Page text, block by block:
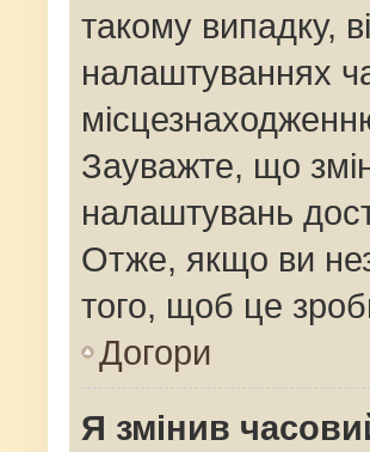
такому випадку,
налаштуваннях
Зауважте, що
налаштувань
Отже, якщо ви
того, щоб це
Догори
Я змінив